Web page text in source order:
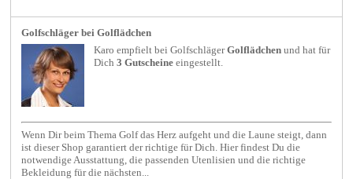
Golfschläger bei Golflädchen
Karo empfielt beiGolfschläger Golflädchen und hat für
Dich3 Gutscheine eingestellt.
Wenn Dir beim Thema Golf das Herz aufgeht und die Laune steigt, dann
ist dieser Shop garantiert der richtige für Dich. Hier findest Du die
notwendige Ausstattung, die passenden Utenlisien und die richtige
Bekleidung für die nächsten...